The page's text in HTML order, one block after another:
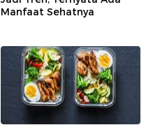
Manfaat Sehatnya